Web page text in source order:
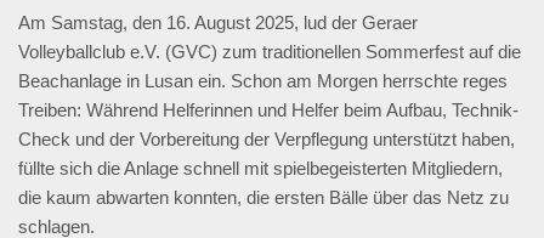
Am Samstag, den 16. August 2025, lud der Geraer
Volleyballclub e.V. (GVC) zum traditionellen Sommerfest auf die
Beachanlage in Lusan ein. Schon am Morgen herrschte reges
Treiben: Während Helferinnen und Helfer beim Aufbau, Technik-
Check und der Vorbereitung der Verpflegung unterstützt haben,
füllte sich die Anlage schnell mit spielbegeisterten Mitgliedern,
die kaum abwarten konnten, die ersten Bälle über das Netz zu
schlagen.